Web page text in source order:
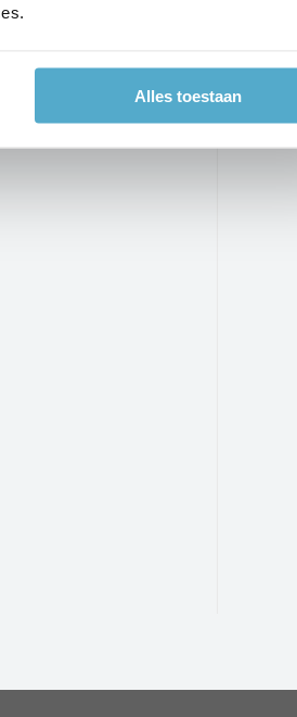
Alles toestaan
sneller slijtage op. Je